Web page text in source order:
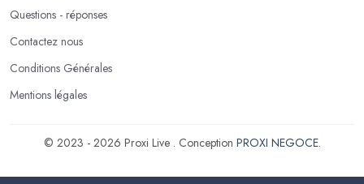
Questions - réponses
Contactez nous
Conditions Générales
Mentions légales
© 2023 - 2026 Proxi Live . Conception PROXI NEGOCE.